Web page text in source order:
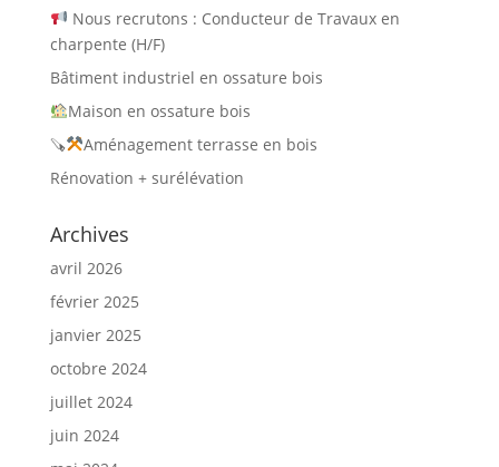
Nous recrutons : Conducteur de Travaux en
charpente (H/F)
Bâtiment industriel en ossature bois
Maison en ossature bois
🪚
Aménagement terrasse en bois
Rénovation + surélévation
Archives
avril 2026
février 2025
janvier 2025
octobre 2024
juillet 2024
juin 2024